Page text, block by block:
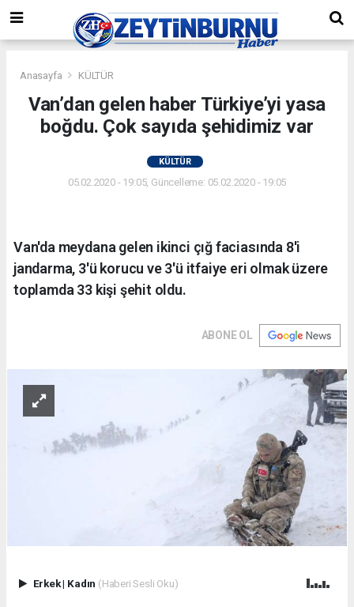
Anasayfa KÜLTÜR
Van’dan gelen haber Türkiye’yi yasa
boğdu. Çok sayıda şehidimiz var
KÜLTÜR
05.02.2020 - 19:05, Güncelleme: 05.02.2020 - 19:05
Van'da meydana gelen ikinci çığ faciasında 8'i
jandarma, 3'ü korucu ve 3'ü itfaiye eri olmak üzere
toplamda 33 kişi şehit oldu.
ABONE OL
Erkek| Kadın (Haberi Sesli Oku)